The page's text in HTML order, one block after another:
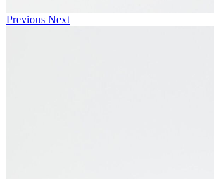
Previous Next